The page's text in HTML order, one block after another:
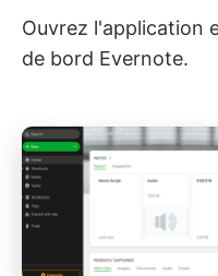
Ouvrez l'application
de bord Evernote.